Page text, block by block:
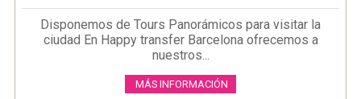
Disponemos de Tours Panorámicos para visitar la
ciudad En Happy transfer Barcelona ofrecemos a
nuestros...
MÁS INFORMACIÓN